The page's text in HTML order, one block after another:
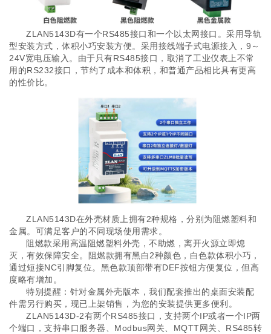
ZLAN5143D有一个RS485接口和一个以太网接口。采用导轨
型安装方式，体积小巧安装方便。采用接线端子式电源接入，9～
24V宽电压输入。由于只有RS485接口，取消了工业仪表上不常
用的RS232接口，节约了成本和体积，和普通产品相比具有更高
的性价比。
ZLAN5143D在外壳材质上拥有2种规格，分别为阻燃塑料和
金属。可满足客户的不同现场使用需求。
阻燃款采用高温阻燃塑料外壳，不助燃，离开火源立即熄
灭，有效保障安全。阻燃款拥有黑白2种颜色，白色款体积小巧，
通过短接NC引脚复位。黑色款顶部带有DEF按钮方便复位，但高
度略有增加。
特别提醒：针对金属外壳版本，我们配套推出的桌面安装配
件需另行购买，现已上架销售，为您的安装提供更多便利。
ZLAN5143D-2有两个RS485接口，支持两个IP或者一个IP两
个端口，支持串口服务器、Modbus网关、MQTT网关、RS485转